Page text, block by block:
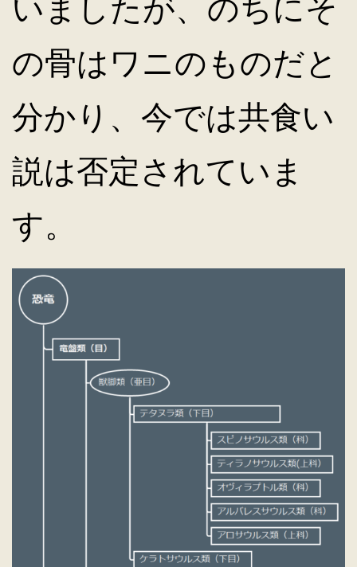
いましたが、のちにそ
の骨はワニのものだと
分かり、今では共食い
説は否定されていま
す。